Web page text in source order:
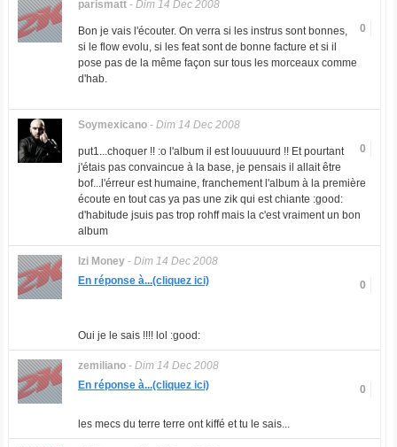
parismatt- Dim 14 Dec 2008
0
Bon je vais l'écouter. On verra si les instrus sont bonnes,
si le flow evolu, si les feat sont de bonne facture et si il
pose pas de la même façon sur tous les morceaux comme
d'hab.
Soymexicano- Dim 14 Dec 2008
0
put1...choquer !! :o l'album il est louuuuurd !! Et pourtant
j'étais pas convaincue à la base, je pensais il allait être
bof...l'érreur est humaine, franchement l'album à la première
écoute en tout cas ya pas une zik qui est chiante :good:
d'habitude jsuis pas trop rohff mais la c'est vraiment un bon
album
Izi Money- Dim 14 Dec 2008
0
En réponse à...(cliquez ici)
Oui je le sais !!!! lol :good:
zemiliano- Dim 14 Dec 2008
0
En réponse à...(cliquez ici)
les mecs du terre terre ont kiffé et tu le sais...